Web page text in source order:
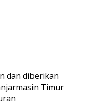
dan diberikan
Timur